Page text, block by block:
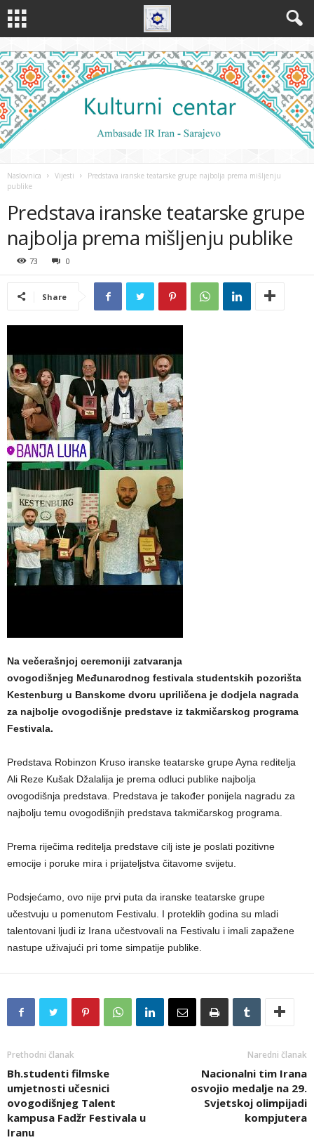
Naslovnica Vijesti
Predstava iranske teatarske grupe najbolja prema mišljenju
publike
Predstava iranske teatarske grupe
najbolja prema mišljenju publike
73 0
Share
Na večerašnjoj ceremoniji zatvaranja
ovogodišnjeg Međunarodnog festivala studentskih pozorišta
Kestenburg u Banskome dvoru upriličena je dodjela nagrada
za najbolje ovogodišnje predstave iz takmičarskog programa
Festivala.
Predstava Robinzon Kruso iranske teatarske grupe Ayna reditelja
Ali Reze Kušak Džalalija je prema odluci publike najbolja
ovogodišnja predstava. Predstava je također ponijela nagradu za
najbolju temu ovogodišnjih predstava takmičarskog programa.
Prema riječima reditelja predstave cilj iste je poslati pozitivne
emocije i poruke mira i prijateljstva čitavome svijetu.
Podsjećamo, ovo nije prvi puta da iranske teatarske grupe
učestvuju u pomenutom Festivalu. I proteklih godina su mladi
talentovani ljudi iz Irana učestvovali na Festivalu i imali zapažene
nastupe uživajući pri tome simpatije publike.
Prethodni članak
Bh.studenti filmske
umjetnosti učesnici
ovogodišnjeg Talent
kampusa Fadžr Festivala u
Iranu
Naredni članak
Nacionalni tim Irana
osvojio medalje na 29.
Svjetskoj olimpijadi
kompjutera